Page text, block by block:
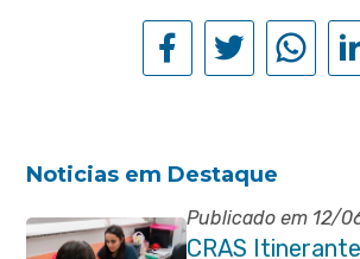
Noticias em Destaque
Publicado em 12/
CRAS